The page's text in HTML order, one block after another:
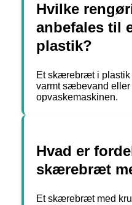
Hvilke
anbefales til
plastik?
Et skærebræt i plastik
varmt sæbevand eller
opvaskemaskinen.
Hvad er
skærebræt
Et skærebræt med